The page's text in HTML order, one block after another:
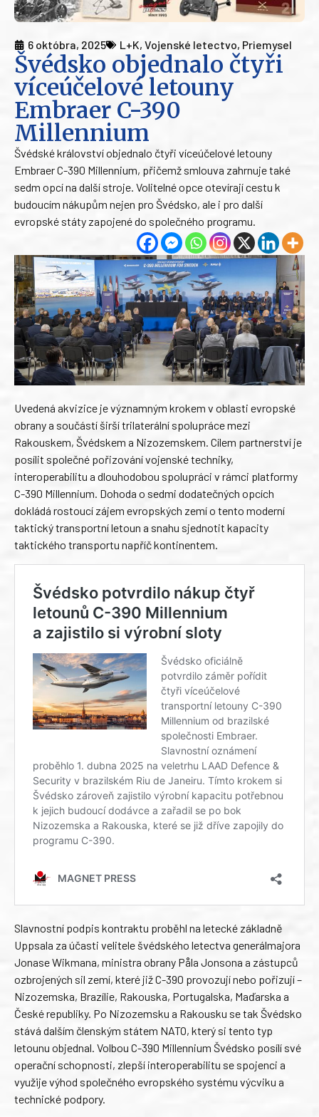
6 októbra, 2025 L+K, Vojenské letectvo, Priemysel
Švédsko objednalo čtyři
víceúčelové letouny
Embraer C-390
Millennium
Švédské království objednalo čtyři víceúčelové letouny
Embraer C-390 Millennium, přičemž smlouva zahrnuje také
sedm opcí na další stroje. Volitelné opce otevírají cestu k
budoucím nákupům nejen pro Švédsko, ale i pro další
evropské státy zapojené do společného programu.
Uvedená akvizice je významným krokem v oblasti evropské
obrany a součástí širší trilaterální spolupráce mezi
Rakouskem, Švédskem a Nizozemskem. Cílem partnerství je
posílit společné pořizování vojenské techniky,
interoperabilitu a dlouhodobou spolupráci v rámci platformy
C-390 Millennium. Dohoda o sedmi dodatečných opcích
dokládá rostoucí zájem evropských zemí o tento moderní
taktický transportní letoun a snahu sjednotit kapacity
taktického transportu napříč kontinentem.
Slavnostní podpis kontraktu proběhl na letecké základně
Uppsala za účasti velitele švédského letectva generálmajora
Jonase Wikmana, ministra obrany Påla Jonsona a zástupců
ozbrojených sil zemí, které již C-390 provozují nebo pořizují –
Nizozemska, Brazílie, Rakouska, Portugalska, Maďarska a
České republiky. Po Nizozemsku a Rakousku se tak Švédsko
stává dalším členským státem NATO, který si tento typ
letounu objednal. Volbou C-390 Millennium Švédsko posílí své
operační schopnosti, zlepší interoperabilitu se spojenci a
využije výhod společného evropského systému výcviku a
technické podpory.